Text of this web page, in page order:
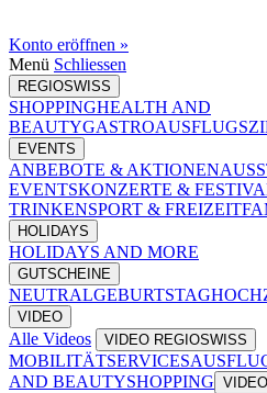
Konto eröffnen »
Menü Schliessen
REGIOSWISS
SHOPPINGHEALTH AND
BEAUTYGASTRO
EVENTS
ANBEBOTE & AKTIONEN
EVENTSKONZERTE &
TRINKENSPORT & FREIZEIT
HOLIDAYS
HOLIDAYS AND MORE
GUTSCHEINE
NEUTRALGEBURTSTAG
VIDEO
Alle Videos VIDEO REGIOSWISS
MOBILITÄTSERVICES
AND BEAUTYSHOPPING